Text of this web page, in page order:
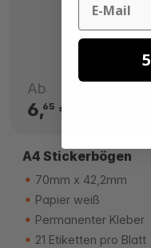
Ab
6,65€
A4 Stickerbögen
70mm x 42,2mm
Papier weiß
Permanenter Kleber
21 Etiketten pro Blatt